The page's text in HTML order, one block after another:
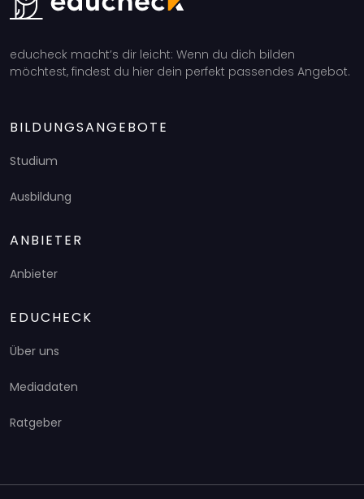
educheck macht’s dir leicht: Wenn du dich bilden
möchtest, findest du hier dein perfekt passendes Angebot.
BILDUNGSANGEBOTE
Studium
Ausbildung
ANBIETER
Anbieter
EDUCHECK
Über uns
Mediadaten
Ratgeber